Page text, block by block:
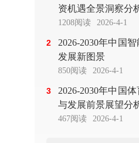
资机遇全景洞察分
1208阅读 2026-4-1
2
2026-2030年中国
发展新图景
850阅读 2026-4-1
3
2026-2030年中国
与发展前景展望分
467阅读 2026-4-1